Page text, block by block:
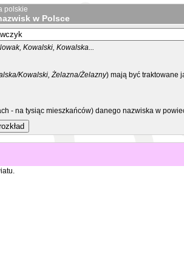
polskie
w Polsce
Kowalski, Kowalska...
Kowalski, Żelazna/Żelazny) mają być traktowane
- na tysiąc mieszkańców) danego nazwiska w